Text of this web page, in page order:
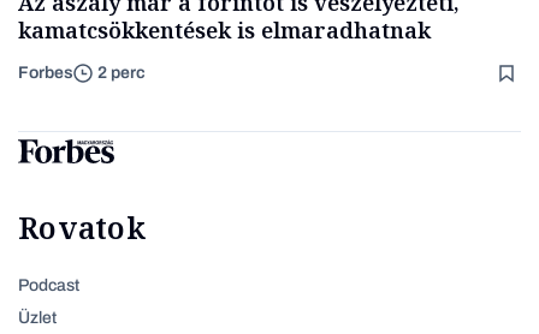
kamatcsökkentések is elmaradhatnak
Forbes 2 perc
Rovatok
Podcast
Üzlet